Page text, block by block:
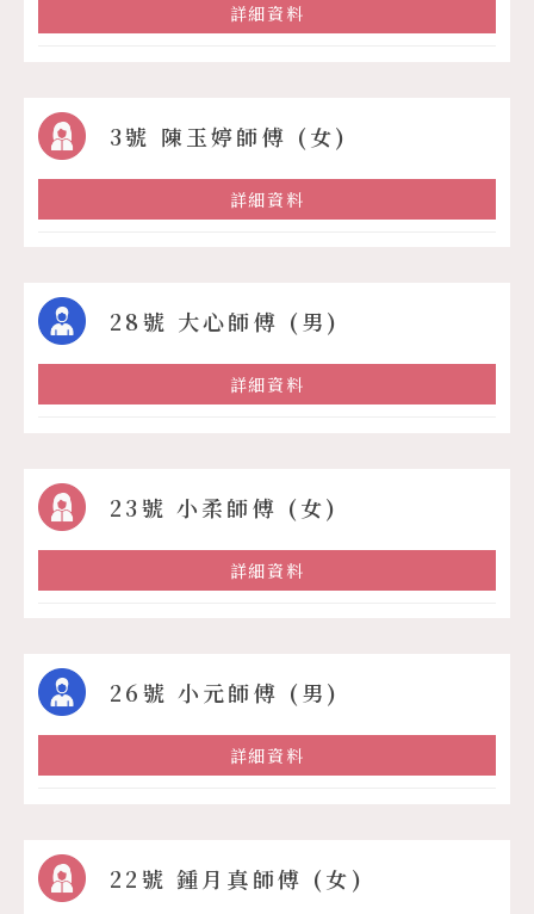
詳細資料
3號 陳玉婷師傅 (女)
詳細資料
28號 大心師傅 (男)
詳細資料
23號 小柔師傅 (女)
詳細資料
26號 小元師傅 (男)
詳細資料
22號 鍾月真師傅 (女)